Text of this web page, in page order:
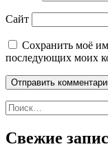
Сайт
Сохранить моё
последующих моих
Найти:
Свежие